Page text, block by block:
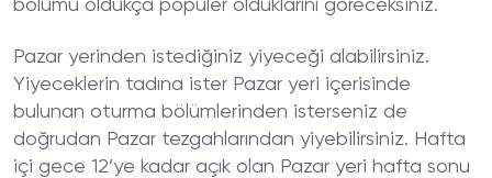
bölümü oldukça popüler olduklarını göreceksiniz.
Pazar yerinden istediğiniz yiyeceği alabilirsiniz.
Yiyeceklerin tadına ister Pazar yeri içerisinde
bulunan oturma bölümlerinden isterseniz de
doğrudan Pazar tezgahlarından yiyebilirsiniz. Hafta
içi gece 12’ye kadar açık olan Pazar yeri hafta sonu